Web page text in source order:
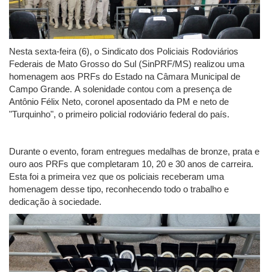
Nesta sexta-feira (6), o Sindicato dos Policiais Rodoviários
Federais de Mato Grosso do Sul (SinPRF/MS) realizou uma
homenagem aos PRFs do Estado na Câmara Municipal de
Campo Grande. A solenidade contou com a presença de
Antônio Félix Neto, coronel aposentado da PM e neto de
"Turquinho", o primeiro policial rodoviário federal do país.
Durante o evento, foram entregues medalhas de bronze, prata e
ouro aos PRFs que completaram 10, 20 e 30 anos de carreira.
Esta foi a primeira vez que os policiais receberam uma
homenagem desse tipo, reconhecendo todo o trabalho e
dedicação à sociedade.